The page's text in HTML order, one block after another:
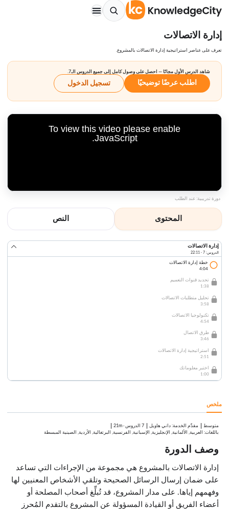
إدارة الاتصالات
تعرف على عناصر استراتيجية إدارة الاتصالات بالمشروع.
شاهد الدرس الأول مجانًا — احصل على وصول كامل إلى جميع الدروس الـ7.
اطلب عرضًا توضيحيًا تسجيل الدخول
To view this video please enable
JavaScript.
دورة تدريبية: عند الطلب
المحتوى النص
إدارة الاتصالات
الدروس: 7 · 22:11
خطة إدارة الاتصالات
4:04
تحديد قنوات التعميم
1:38
تحليل متطلبات الاتصالات
3:58
تكنولوجيا الاتصالات
4:54
طرق الاتصال
3:46
استراتيجية إدارة الاتصالات
2:51
اختبر معلوماتك
1:00
ملخص
متوسط مقدِّم الخدمة: داني هاويل 7 الدروس ·
21m
باللغات: العربية, الألمانية, الإنجليزية, الإسبانية, الفرنسية, البرتغالية, الأردية, الصينية المبسطة
وصف الدورة
إدارة الاتصالات بالمشروع هي مجموعة من الإجراءات التي تساعد
على ضمان إرسال الرسائل الصحيحة وتلقي الأشخاص المعنيين لها
وفهمهم إياها. على مدار المشروع، قد تُبلِّغ أصحاب المصلحة أو
أعضاء الفريق أو القيادة المسؤولة عن المشروع بالتقدم المُحرز